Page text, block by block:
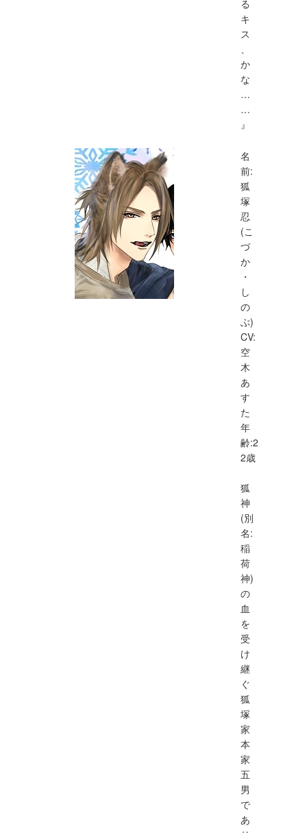
る
キ
ス
か
な
…
…
』
名
前:
狐
塚
忍
(こ
づ
か
・
し
の
ぶ)
CV:
空
木
あ
す
た
年
齢:2
2歳
狐
神
(別
名:
稲
荷
神)
の
血
を
受
け
継
ぐ
狐
塚
家
本
家
五
男
で
あ